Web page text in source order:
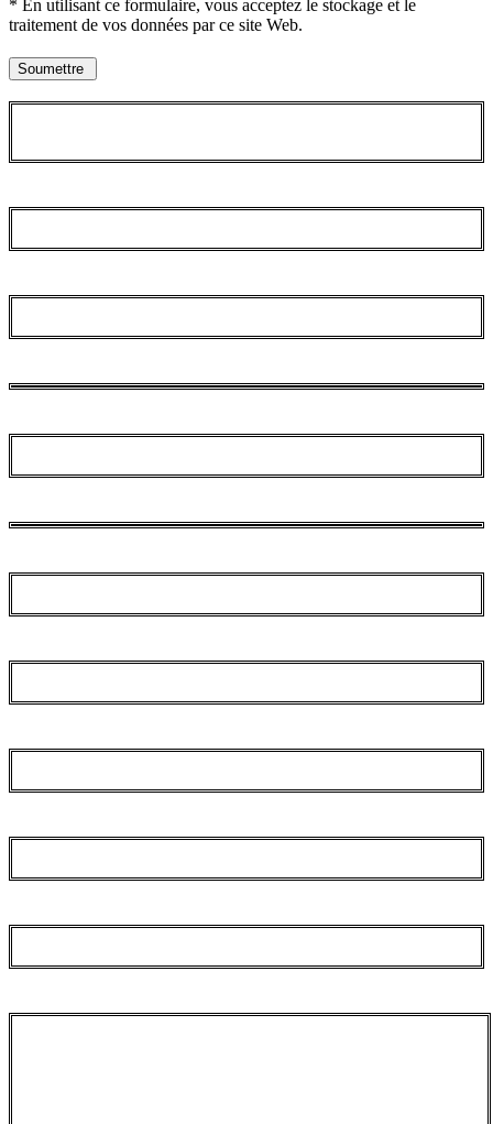
* En utilisant ce formulaire, vous acceptez le stockage et le
traitement de vos données par ce site Web.